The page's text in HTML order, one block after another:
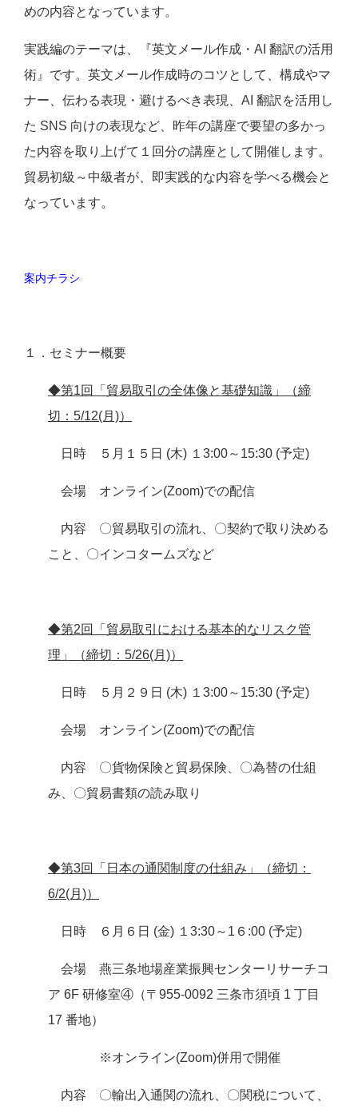
めの内容となっています。
実践編のテーマは、『英文メール作成・AI 翻訳の活用
術』です。英文メール作成時のコツとして、構成やマ
ナー、伝わる表現・避けるべき表現、AI 翻訳を活用し
た SNS 向けの表現など、昨年の講座で要望の多かっ
た内容を取り上げて１回分の講座として開催します。
貿易初級～中級者が、即実践的な内容を学べる機会と
なっています。
案内チラシ
１．セミナー概要
◆第1回「貿易取引の全体像と基礎知識」（締
切：5/12(月)）
日時 ５月１５日 (木) １3:00～15:30 (予定)
会場 オンライン(Zoom)での配信
内容 〇貿易取引の流れ、〇契約で取り決める
こと、〇インコタームズなど
◆第2回「貿易取引における基本的なリスク管
理」（締切：5/26(月)）
日時 ５月２９日 (木) １3:00～15:30 (予定)
会場 オンライン(Zoom)での配信
内容 〇貨物保険と貿易保険、〇為替の仕組
み、〇貿易書類の読み取り
◆第3回「日本の通関制度の仕組み」（締切：
6/2(月)）
日時 ６月６日 (金) １3:30～1６:00 (予定)
会場 燕三条地場産業振興センターリサーチコ
ア 6F 研修室④（〒955-0092 三条市須頃 1 丁目
17 番地）
※オンライン(Zoom)併用で開催
内容 〇輸出入通関の流れ、〇関税について、